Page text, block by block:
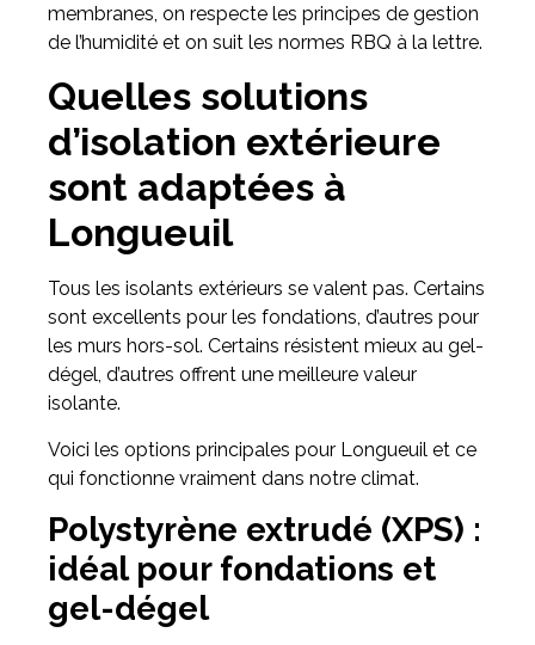
membranes, on respecte les principes de gestion
de l’humidité et on suit les normes RBQ à la lettre.
Quelles solutions
d’isolation extérieure
sont adaptées à
Longueuil
Tous les isolants extérieurs se valent pas. Certains
sont excellents pour les fondations, d’autres pour
les murs hors-sol. Certains résistent mieux au gel-
dégel, d’autres offrent une meilleure valeur
isolante.
Voici les options principales pour Longueuil et ce
qui fonctionne vraiment dans notre climat.
Polystyrène extrudé (XPS) :
idéal pour fondations et
gel-dégel